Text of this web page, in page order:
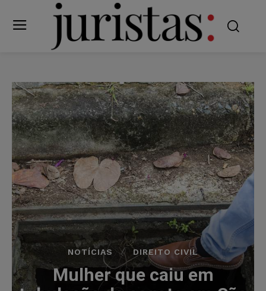
NOTÍCIAS DIREITO CIVIL
Mulher que caiu em